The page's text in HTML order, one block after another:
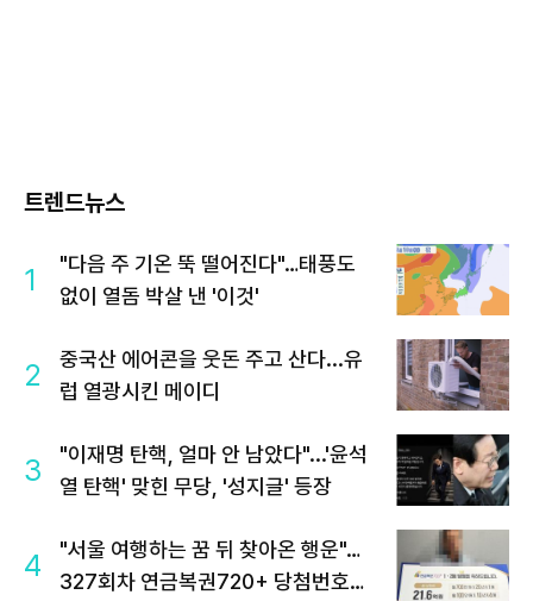
트렌드뉴스
1
"다음 주 기온 뚝 떨어진다"…태풍도
없이 열돔 박살 낸 '이것'
2
중국산 에어콘을 웃돈 주고 산다...유
럽 열광시킨 메이디
3
"이재명 탄핵, 얼마 안 남았다"...'윤석
열 탄핵' 맞힌 무당, '성지글' 등장
4
"서울 여행하는 꿈 뒤 찾아온 행운"…
327회차 연금복권720+ 당첨번호조